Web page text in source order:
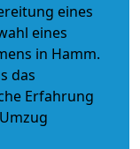
eines
eines
in Hamm.
das
Erfahrung